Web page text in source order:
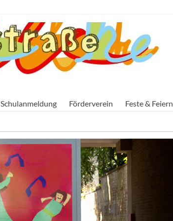
Schulanmeldung Förderverein Feste & Feiern